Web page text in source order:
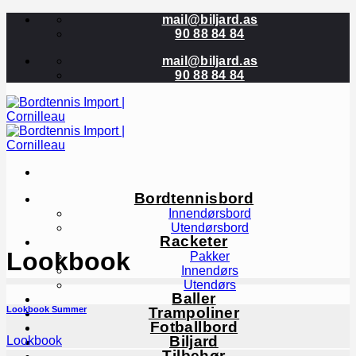
Skip
mail@biljard.as
90 88 84 84
mail@biljard.as
90 88 84 84
Bordtennisbord
Innendørsbord
Utendørsbord
Racketer
Pakker
Innendørs
Utendørs
Baller
Trampoliner
Fotballbord
Biljard
Lookbook
Lookbook Summer
Lookbook